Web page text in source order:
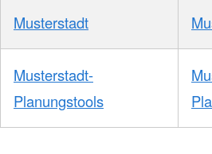
Musterstadt
Musterstadt-
Planungstools